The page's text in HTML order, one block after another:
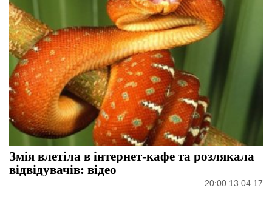
Змія влетіла в інтернет-кафе та розлякала
відвідувачів: відео
20:00 13.04.17